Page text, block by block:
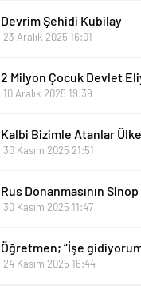
Devrim Şehidi Kubilay
23 Aralık 2025 16:01
2 Milyon Çocuk Devlet
10 Aralık 2025 19:39
Kalbi Bizimle Atanlar
30 Kasım 2025 21:51
Rus Donanmasının Sinop
30 Kasım 2025 11:47
Öğretmen; “İşe
24 Kasım 2025 16:44